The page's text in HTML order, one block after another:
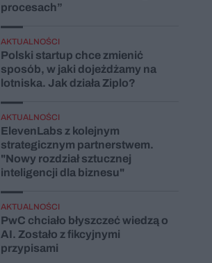
procesach”
AKTUALNOŚCI
Polski startup chce zmienić
sposób, w jaki dojeżdżamy na
lotniska. Jak działa Ziplo?
AKTUALNOŚCI
ElevenLabs z kolejnym
strategicznym partnerstwem.
"Nowy rozdział sztucznej
inteligencji dla biznesu"
AKTUALNOŚCI
PwC chciało błyszczeć wiedzą o
AI. Zostało z fikcyjnymi
przypisami